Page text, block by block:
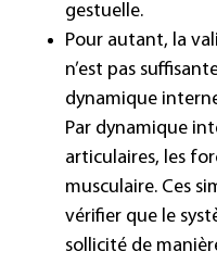
gestuelle.
Pour autant, la
n’est pas
dynamique
Par dynamique
articulaires, les
musculaire. Ces
vérifier que le
sollicité de